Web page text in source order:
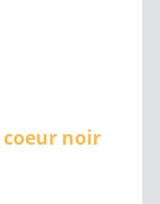
noir